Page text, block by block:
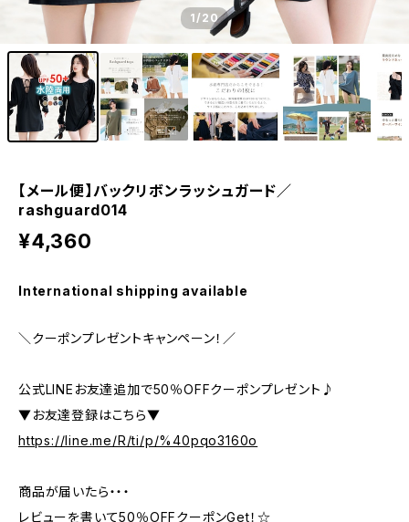
1/20
【メール便】バックリボンラッシュガード／
rashguard014
¥4,360
International shipping available
＼クーポンプレゼントキャンペーン！／
公式LINEお友達追加で50％OFFクーポンプレゼント♪
▼お友達登録はこちら▼
https://line.me/R/ti/p/%40pqo3160o
商品が届いたら・・・
レビューを書いて50％OFFクーポンGet！☆